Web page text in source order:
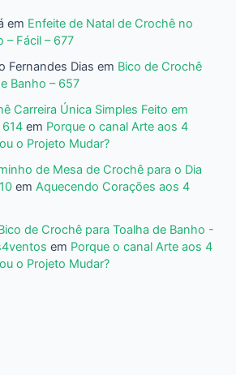
em Enfeite de Natal de Crochê no
– Fácil – 677
Fernandes Dias em Bico de Crochê
Banho – 657
Carreira Única Simples Feito em
em Porque o canal Arte aos 4
o Projeto Mudar?
de Mesa de Crochê para o Dia
emAquecendo Corações aos 4
de Crochê para Toalha de Banho -
em Porque o canal Arte aos 4
o Projeto Mudar?